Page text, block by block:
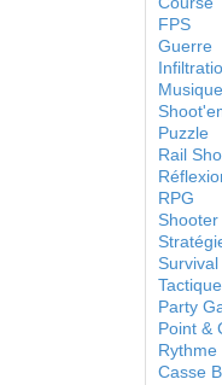
FPS
Guerre
Musique
Puzzle
Rail
RPG
Shooter
Tactique
Party
Point &
Rythme
Casse